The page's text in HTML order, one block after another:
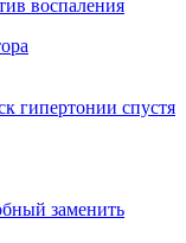
воспаления
гипертонии спустя
заменить